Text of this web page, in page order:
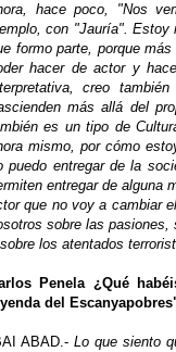
hace poco, "Nos
con "Jauría". Estoy
formo parte, porque
hacer de actor y
creo
más allá del
es un tipo de
mismo, por cómo
puedo entregar de la
entregar de alguna
que no voy a cambiar
sobre las
los atentados
Penela ¿Qué
del
ABAD.-Lo que siento